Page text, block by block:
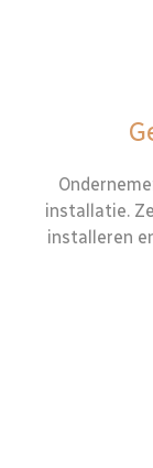
installatie.
installeren